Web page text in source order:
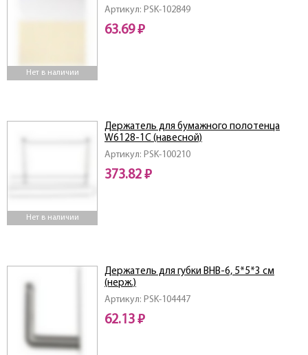
Нет в наличии
Артикул: PSK-102849
63.69 ₽
Нет в наличии
Артикул: PSK-100210
Держатель для бумажного полотенца
W6128-1C (навесной)
373.82 ₽
Артикул: PSK-104447
Держатель для губки BHB-6, 5*5*3 см
(нерж.)
62.13 ₽